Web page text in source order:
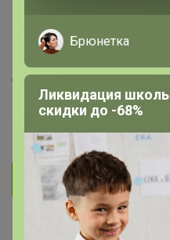
На сайте 15 часов назад
День рождения 01 января
Красноярск
Личное
Брюнетка
Ликвидация
скидки до -68%